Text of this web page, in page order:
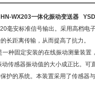
HN-WX203一体化振动变送器
毫安标准信号输出。采用高档电
长距离传输，从而提高了抗力。
一种固定安装的在线振动测量装置
传感器振动值的大小成正比。可
的系统。本装置采用了传感器与